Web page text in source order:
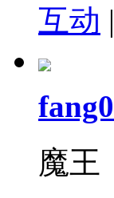
互动 |
魔王